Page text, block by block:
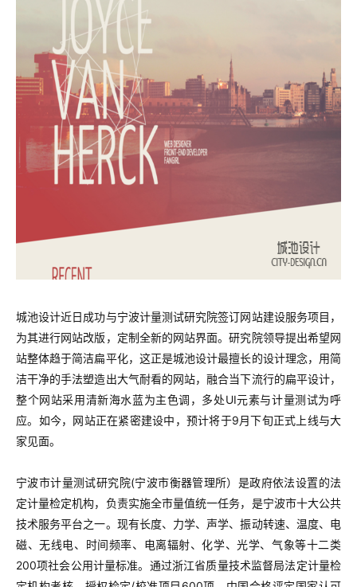
城池设计近日成功与宁波计量测试研究院签订网站建设服务项目，
为其进行网站改版，定制全新的网站界面。研究院领导提出希望网
站整体趋于简洁扁平化，这正是城池设计最擅长的设计理念，用简
洁干净的手法塑造出大气耐看的网站，融合当下流行的扁平设计，
整个网站采用清新海水蓝为主色调，多处UI元素与计量测试为呼
应。如今，网站正在紧密建设中，预计将于9月下旬正式上线与大
家见面。
宁波市计量测试研究院(宁波市衡器管理所）是政府依法设置的法
定计量检定机构，负责实施全市量值统一任务，是宁波市十大公共
技术服务平台之一。现有长度、力学、声学、振动转速、温度、电
磁、无线电、时间频率、电离辐射、化学、光学、气象等十二类
200项社会公用计量标准。通过浙江省质量技术监督局法定计量检